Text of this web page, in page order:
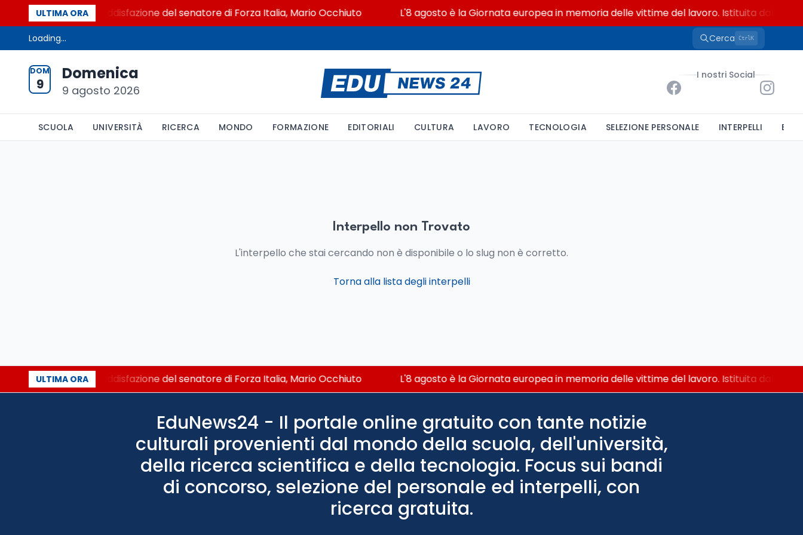
ULTIMA ORA
al Senato. La soddisfazione del senatore di Forza Italia, Mario Occhiuto L'8 agosto è la Giornata europea in memoria delle vittime del lavoro. Istituita dal
Loading... Cerca CtrlK
DOM
9
Domenica
9 agosto 2026
I nostri Social
SCUOLA UNIVERSITÀ RICERCA MONDO FORMAZIONE EDITORIALI CULTURA LAVORO TECNOLOGIA SELEZIONE PERSONALE INTERPELLI
Interpello non Trovato
L'interpello che stai cercando non è disponibile o lo slug non è corretto.
Torna alla lista degli interpelli
ULTIMA ORA
al Senato. La soddisfazione del senatore di Forza Italia, Mario Occhiuto L'8 agosto è la Giornata europea in memoria delle vittime del lavoro. Istituita dal
EduNews24 - Il portale online gratuito con tante notizie
culturali provenienti dal mondo della scuola, dell'università,
della ricerca scientifica e della tecnologia. Focus sui bandi
di concorso, selezione del personale ed interpelli, con
ricerca gratuita.